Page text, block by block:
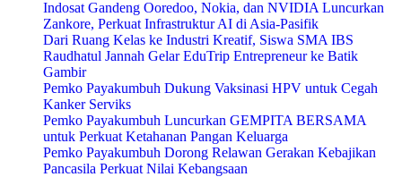
Indosat Gandeng Ooredoo, Nokia, dan NVIDIA Luncurkan
Zankore, Perkuat Infrastruktur AI di Asia-Pasifik
Dari Ruang Kelas ke Industri Kreatif, Siswa SMA IBS
Raudhatul Jannah Gelar EduTrip Entrepreneur ke Batik
Gambir
Pemko Payakumbuh Dukung Vaksinasi HPV untuk Cegah
Kanker Serviks
Pemko Payakumbuh Luncurkan GEMPITA BERSAMA
untuk Perkuat Ketahanan Pangan Keluarga
Pemko Payakumbuh Dorong Relawan Gerakan Kebajikan
Pancasila Perkuat Nilai Kebangsaan